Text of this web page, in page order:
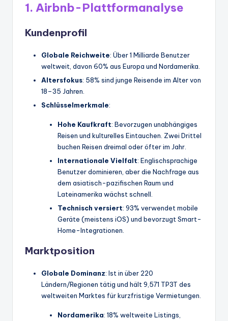
1. Airbnb-Plattformanalyse
Kundenprofil
Globale Reichweite: Über 1 Milliarde Benutzer
weltweit, davon 60% aus Europa und Nordamerika.
Altersfokus: 58% sind junge Reisende im Alter von
18–35 Jahren.
Schlüsselmerkmale:
Hohe Kaufkraft: Bevorzugen unabhängiges
Reisen und kulturelles Eintauchen. Zwei Drittel
buchen Reisen dreimal oder öfter im Jahr.
Internationale Vielfalt: Englischsprachige
Benutzer dominieren, aber die Nachfrage aus
dem asiatisch-pazifischen Raum und
Lateinamerika wächst schnell.
Technisch versiert: 93% verwendet mobile
Geräte (meistens iOS) und bevorzugt Smart-
Home-Integrationen.
Marktposition
Globale Dominanz: Ist in über 220
Ländern/Regionen tätig und hält 9,571 TP3T des
weltweiten Marktes für kurzfristige Vermietungen.
Nordamerika: 18% weltweite Listings,